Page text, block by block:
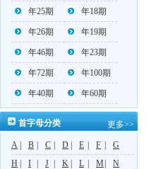
年25期 年18期
年26期 年19期
年46期 年23期
年72期 年100期
年40期 年60期
首字母分类 更多>>
A B C D E F
G
H
I J K L M
N